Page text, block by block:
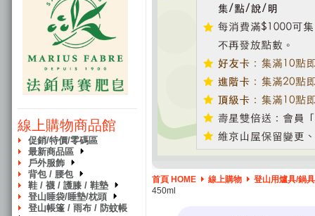
線上購物商品館
促銷/特價/零碼區
最新商品區
戶外服飾
背包 / 腰包
鞋 / 襪 / 護膝 / 鞋墊
登山睡袋/睡墊/枕頭
登山帳篷 / 雨布 / 防蚊帳
首頁 HOME 線上購物
登山用爐具/鍋
450ml